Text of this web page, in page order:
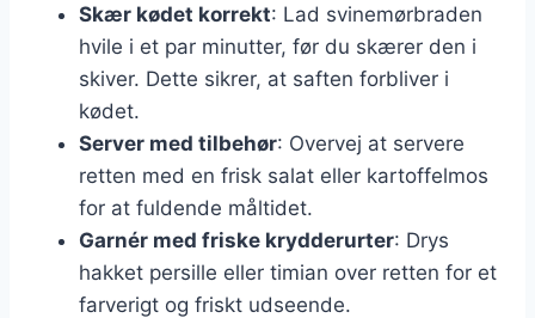
Skær kødet korrekt: Lad svinemørbraden
hvile i et par minutter, før du skærer den i
skiver. Dette sikrer, at saften forbliver i
kødet.
Server med tilbehør: Overvej at servere
retten med en frisk salat eller kartoffelmos
for at fuldende måltidet.
Garnér med friske krydderurter: Drys
hakket persille eller timian over retten for et
farverigt og friskt udseende.